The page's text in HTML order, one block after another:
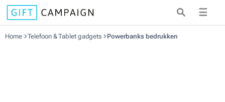
☰
Home Telefoon & Tablet gadgets Powerbanks bedrukken